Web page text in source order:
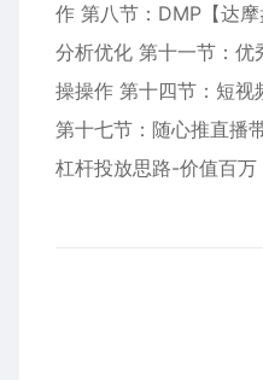
作 第八节：DMP【达
分析优化 第十一节：优
操操作 第十四节：短视
第十七节：随心推直播
杠杆投放思路-价值百